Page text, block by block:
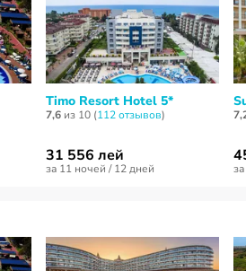
Timo Resort Hotel 5*
7,6из 10 (112 отзывов)
31 556 лей
за 11 ночей / 12 дней